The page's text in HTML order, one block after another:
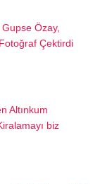
Özay,
Çektirdi
Altınkum
biz